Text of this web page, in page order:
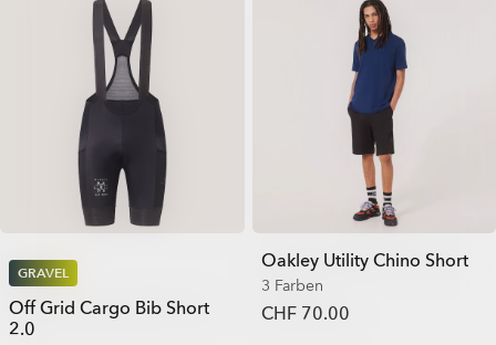
GRAVEL
Off Grid Cargo Bib Short
2.0
Oakley Utility Chino Short
3 Farben
CHF 70.00